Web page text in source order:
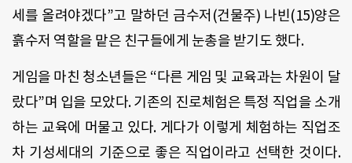
세를 올려야겠다”고 말하던 금수저(건물주) 나빈(15)양은
흙수저 역할을 맡은 친구들에게 눈총을 받기도 했다.
게임을 마친 청소년들은 “다른 게임 및 교육과는 차원이 달
랐다”며 입을 모았다. 기존의 진로체험은 특정 직업을 소개
하는 교육에 머물고 있다. 게다가 이렇게 체험하는 직업조
차 기성세대의 기준으로 좋은 직업이라고 선택한 것이다.